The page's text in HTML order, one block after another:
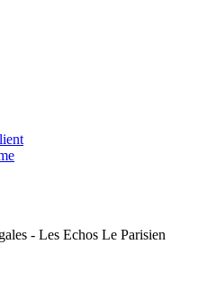
- Les Echos Le Parisien